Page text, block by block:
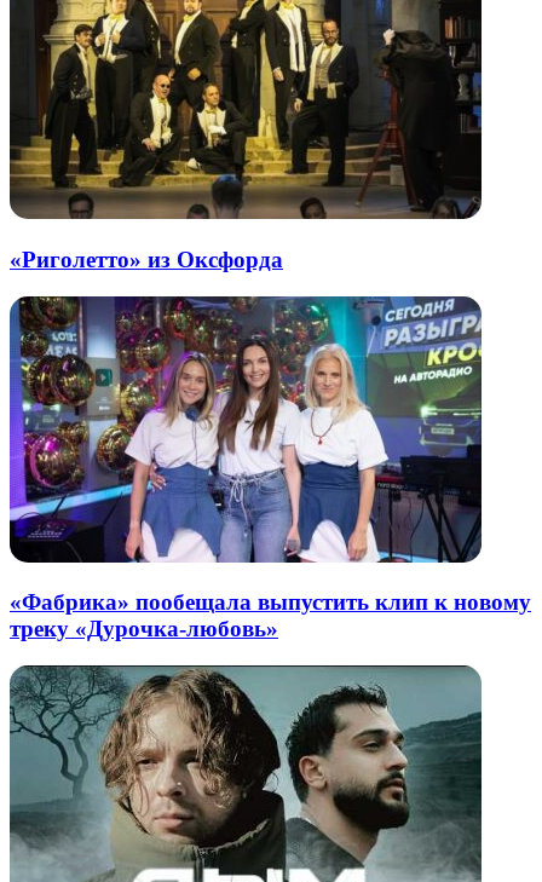
«Риголетто» из Оксфорда
«Фабрика» пообещала выпустить клип к новому
треку «Дурочка-любовь»